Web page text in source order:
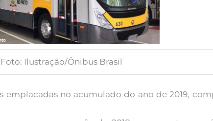
Foto: Ilustração/Ônibus Brasil
emplacadas no acumulado do ano de 2019,